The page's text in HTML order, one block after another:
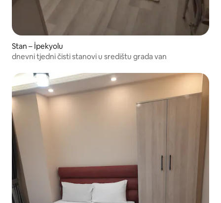
Stan – İpekyolu
dnevni tjedni čisti stanovi u središtu grada van